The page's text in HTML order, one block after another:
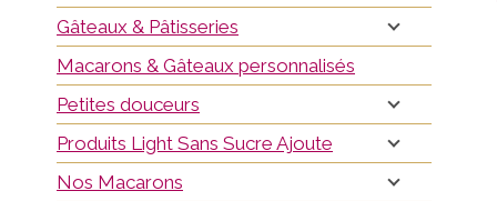
Gâteaux & Pâtisseries
Macarons & Gâteaux personnalisés
Petites douceurs
Produits Light Sans Sucre Ajoute
Nos Macarons